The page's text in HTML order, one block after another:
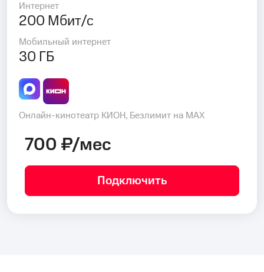
Интернет
200 Мбит/с
Мобильный интернет
30 ГБ
Онлайн-кинотеатр КИОН, Безлимит на MAX
700 ₽/мес
Подключить